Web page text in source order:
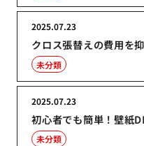
クロス張替えの費用を
2025.07.23
未分類
初心者でも簡単！壁紙
2025.07.23
未分類